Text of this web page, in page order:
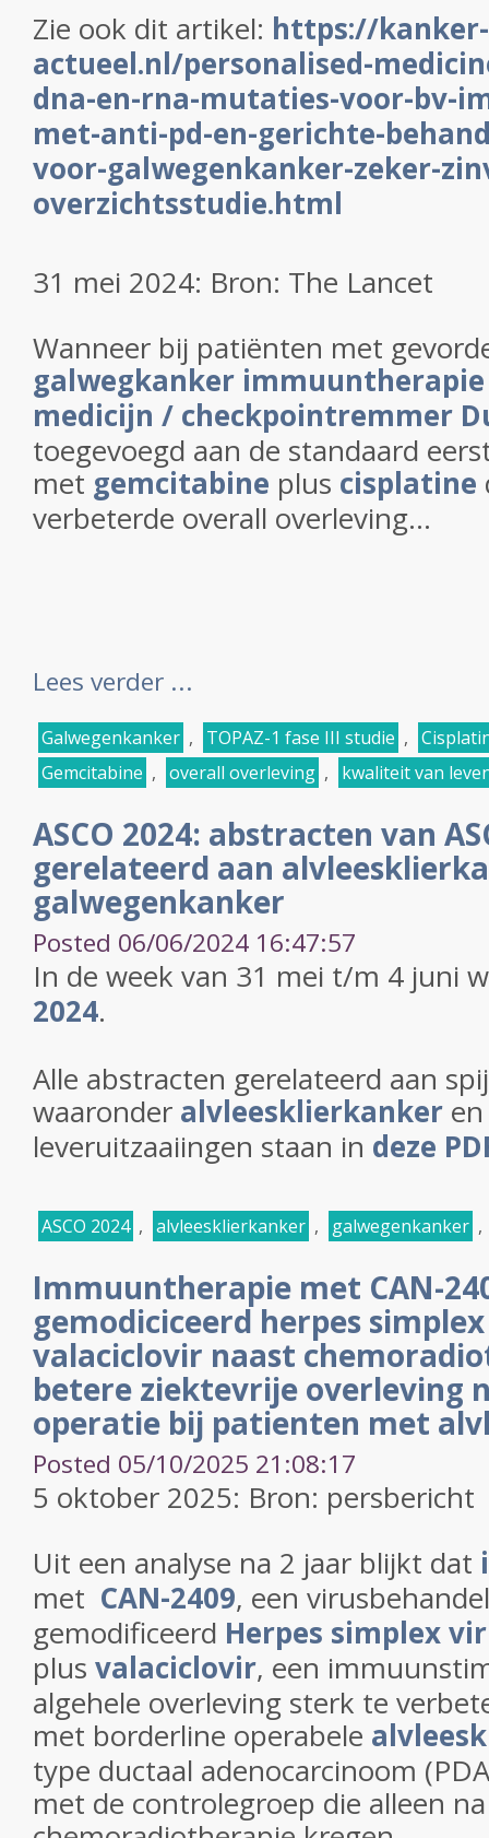
Zie ook dit artikel: https://kanker-
actueel.nl/personalised-
dna-en-rna-mutaties-voor-bv-
met-anti-pd-en-gerichte-
voor-galwegenkanker-zeker-
overzichtsstudie.html
31 mei 2024: Bron: The Lancet
Wanneer bij patiënten met
galwegkanker immuuntherapie
medicijn / checkpointremmer
toegevoegd aan de standaard
met gemcitabine plus cisplatine
verbeterde overall overleving...
Lees verder ...
Galwegenkanker , TOPAZ-1 fase III studie ,
Gemcitabine , overall overleving , kwaliteit van
ASCO 2024: abstracten van
gerelateerd aan
galwegenkanker
Posted 06/06/2024 16:47:57
In de week van 31 mei t/m 4 juni
2024.
Alle abstracten gerelateerd aan
waaronder alvleesklierkanker
leveruitzaaiingen staan in deze
ASCO 2024 , alvleesklierkanker , galwegenkanker ,
Immuuntherapie met CAN-
gemodiciceerd herpes
valaciclovir naast
betere ziektevrije overleving
operatie bij patienten met
Posted 05/10/2025 21:08:17
5 oktober 2025: Bron: persbericht
Uit een analyse na 2 jaar blijkt dat
met CAN-2409, een
gemodificeerd Herpes simplex
plus valaciclovir, een
algehele overleving sterk te
met borderline operabele
type ductaal adenocarcinoom
met de controlegroep die alleen